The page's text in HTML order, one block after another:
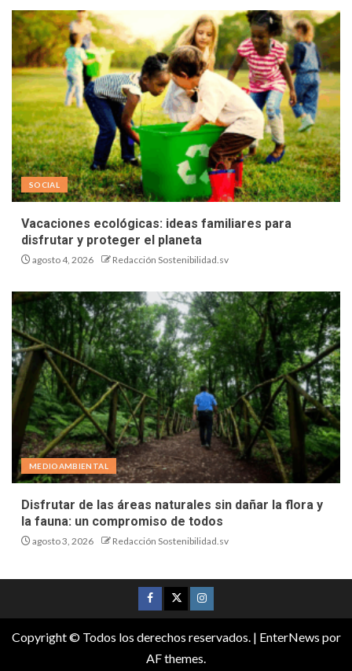
SOCIAL
Vacaciones ecológicas: ideas familiares para
disfrutar y proteger el planeta
agosto 4, 2026 Redacción Sostenibilidad.sv
MEDIOAMBIENTAL
Disfrutar de las áreas naturales sin dañar la flora y
la fauna: un compromiso de todos
agosto 3, 2026 Redacción Sostenibilidad.sv
Copyright © Todos los derechos reservados. | EnterNews por
AF themes.